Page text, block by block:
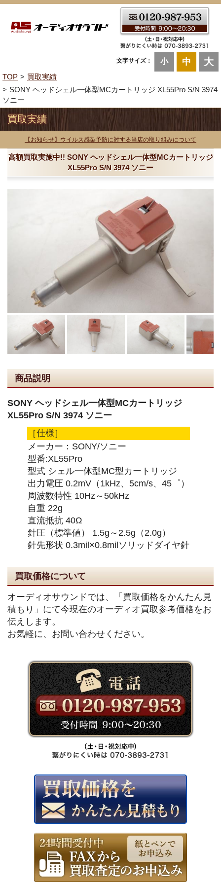
文字サイズ： 小 中 大
TOP
買取実績
SONY ヘッドシェル一体型MCカートリッジ XL55Pro S/N 3974
ソニー
買取実績
【お知らせ】ウイルス感染予防に対する当店の取り組みについて
高額買取実施中!! SONY ヘッドシェル一体型MCカートリッジ
XL55Pro S/N 3974 ソニー
商品説明
SONY ヘッドシェル一体型MCカートリッジ
XL55Pro S/N 3974 ソニー
［仕様］
メーカー：SONY/ソニー
型番:XL55Pro
型式 シェル一体型MC型カートリッジ
出力電圧 0.2mV（1kHz、5cm/s、45゜）
周波数特性 10Hz～50kHz
自重 22g
直流抵抗 40Ω
針圧（標準値） 1.5g～2.5g（2.0g）
針先形状 0.3mil×0.8milソリッドダイヤ針
買取価格について
オーディオサウンドでは、「買取価格をかんたん見
積もり」にて今現在のオーディオ買取参考価格をお
伝えします。
お気軽に、お問い合わせください。